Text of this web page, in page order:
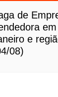
de
e
08)